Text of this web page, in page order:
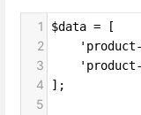
1 $data = [
2
3
4 ];
5